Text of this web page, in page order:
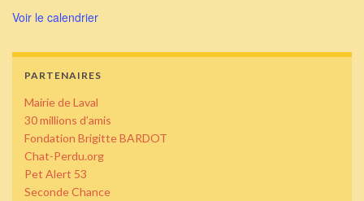
Voir le calendrier
PARTENAIRES
Mairie de Laval
30 millions d’amis
Fondation Brigitte BARDOT
Chat-Perdu.org
Pet Alert 53
Seconde Chance